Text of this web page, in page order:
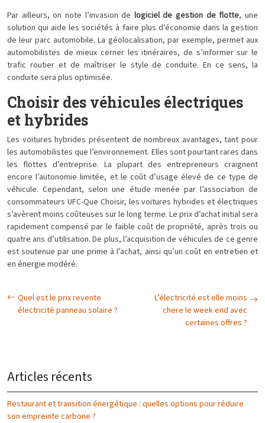
Par ailleurs, on note l’invasion de logiciel de gestion de flotte, une
solution qui aide les sociétés à faire plus d’économie dans la gestion
de leur parc automobile. La géolocalisation, par exemple, permet aux
automobilistes de mieux cerner les itinéraires, de s’informer sur le
trafic routier et de maîtriser le style de conduite. En ce sens, la
conduite sera plus optimisée.
Choisir des véhicules électriques
et hybrides
Les voitures hybrides présentent de nombreux avantages, tant pour
les automobilistes que l’environnement. Elles sont pourtant rares dans
les flottes d’entreprise. La plupart des entrepreneurs craignent
encore l’autonomie limitée, et le coût d’usage élevé de ce type de
véhicule. Cependant, selon une étude menée par l’association de
consommateurs UFC-Que Choisir, les voitures hybrides et électriques
s’avèrent moins coûteuses sur le long terme. Le prix d’achat initial sera
rapidement compensé par le faible coût de propriété, après trois ou
quatre ans d’utilisation. De plus, l’acquisition de véhicules de ce genre
est soutenue par une prime à l’achat, ainsi qu’un coût en entretien et
en énergie modéré.
Quel est le prix revente
électricité panneau solaire ?
L’électricité est elle moins
chere le week end avec
certaines offres ?
Articles récents
Restaurant et transition énergétique : quelles options pour réduire
son empreinte carbone ?